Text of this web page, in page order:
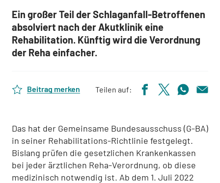
Ein großer Teil der Schlaganfall-Betroffenen
absolviert nach der Akutklinik eine
Rehabilitation. Künftig wird die Verordnung
der Reha einfacher.
Beitrag merken Teilen auf:
Das hat der Gemeinsame Bundesausschuss (G-BA)
in seiner Rehabilitations-Richtlinie festgelegt.
Bislang prüfen die gesetzlichen Krankenkassen
bei jeder ärztlichen Reha-Verordnung, ob diese
medizinisch notwendig ist. Ab dem 1. Juli 2022